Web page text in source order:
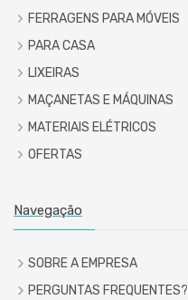
FERRAGENS PARA MÓVEIS
PARA CASA
LIXEIRAS
MAÇANETAS E MÁQUINAS
MATERIAIS ELÉTRICOS
OFERTAS
Navegação
SOBRE A EMPRESA
PERGUNTAS FREQUENTES?